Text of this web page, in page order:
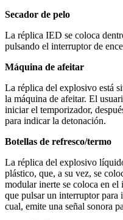
Secador de pelo
La réplica IED se coloca
pulsando el interruptor de
Máquina de afeitar
La réplica del explosivo está
la máquina de afeitar. El
iniciar el temporizador,
para indicar la detonación.
Botellas de refresco/termo
La réplica del explosivo
plástico, que, a su vez, se
modular inerte se coloca en
que pulsar un interruptor para
cual, emite una señal sonora